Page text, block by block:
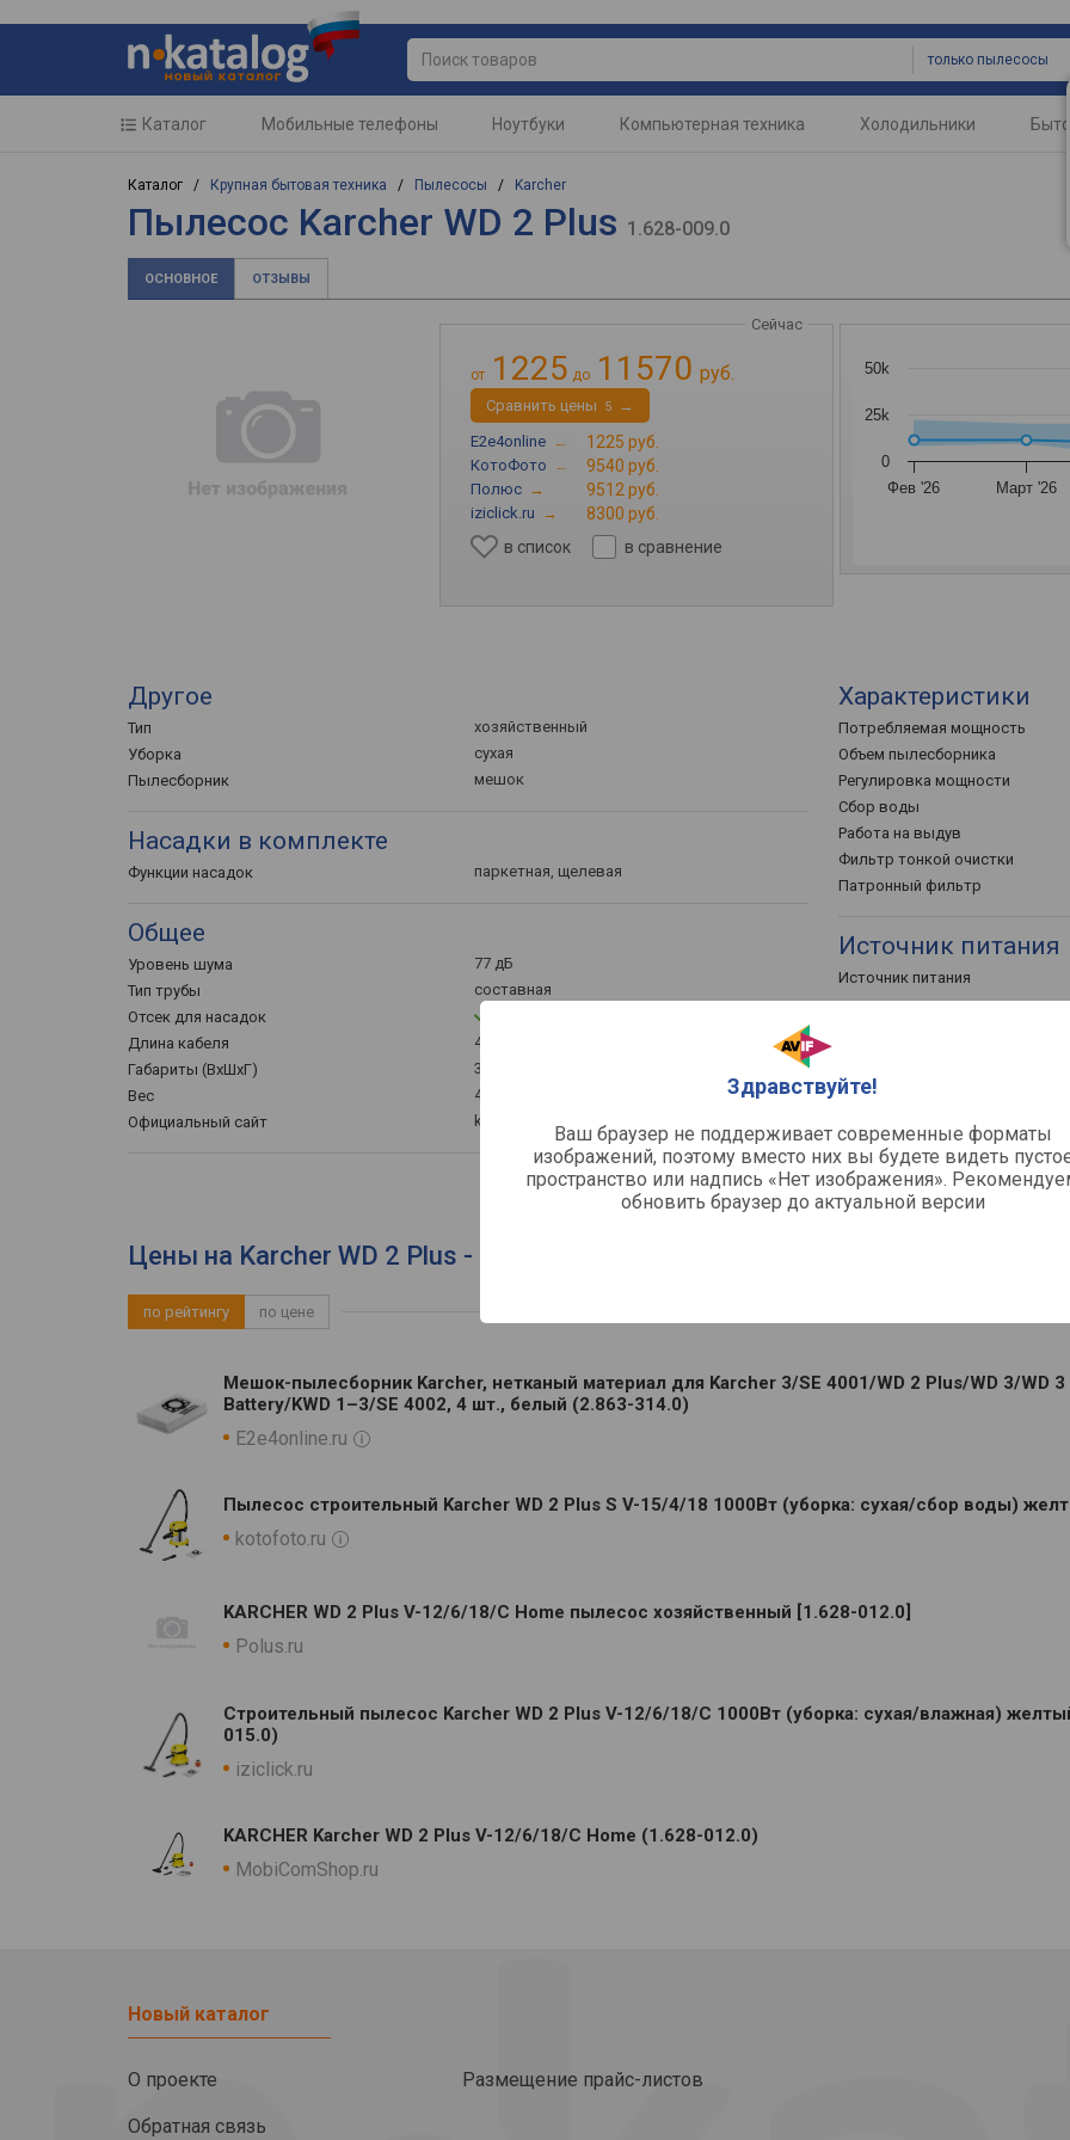
только пылесосы
Здравствуйте!
Ваш браузер не поддерживает современные форматы
изображений, поэтому вместо них вы будете видеть
пространство или надпись «Нет изображения».
обновить браузер до актуальной версии
Каталог Мобильные телефоны Ноутбуки Компьютерная техника Холодильники
Каталог / Крупная бытовая техника / Пылесосы / Karcher
Пылесос Karcher WD 2 Plus 1.628-009.0
ОСНОВНОЕ ОТЗЫВЫ
от 1225 до 11570 руб.
Сейчас
Cравнить цены 5 →
E2e4online → 1225 руб.
КотоФото → 9540 руб.
Полюс → 9512 руб.
iziclick.ru →
8300 руб.
в список
в сравнение
Фев '26 Март '26
0
25k
50k
Другое
Тип
хозяйственный
Уборка
сухая
Пылесборник
мешок
Насадки в комплекте
Функции насадок паркетная, щелевая
Общее
Уровень шума
77 дБ
Тип трубы
составная
Отсек для насадок
Длина кабеля
4 м
Габариты (ВхШхГ)
37.8x34.9x32.8 см
Вес
4.2 кг
Официальный сайт
karcher.ru
Характеристики
Потребляемая мощность
Объем пылесборника
Регулировка мощности
Сбор воды
Работа на выдув
Фильтр тонкой очистки
Патронный фильтр
Источник питания
Источник питания
Цены на Karcher WD 2 Plus - выбрать интернет-магазин
по рейтингу по цене
Мешок-пылесборник Karcher, нетканый материал для Karcher 3/SE 4001/WD 2 Plus/WD 3/WD 3
Battery/KWD 1–3/SE 4002, 4 шт., белый (2.863-314.0)
E2e4online.ru
Пылесос строительный Karcher WD 2 Plus S V-15/4/18 1000Вт (уборка: сухая/сбор воды)
kotofoto.ru
KARCHER WD 2 Plus V-12/6/18/C Home пылесос хозяйственный [1.628-012.0]
Polus.ru
Строительный пылесос Karcher WD 2 Plus V-12/6/18/C 1000Вт (уборка: сухая/влажная)
015.0)
iziclick.ru
KARCHER Karcher WD 2 Plus V-12/6/18/C Home (1.628-012.0)
MobiComShop.ru
Новый каталог
О проекте
Обратная связь
Размещение прайс-листов